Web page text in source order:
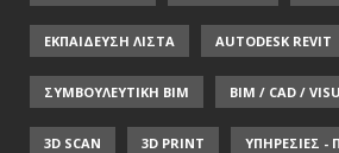
ΕΚΠΑΙΔΕΥΣΗ ΛΙΣΤΑ AUTODESK REVIT
ΣΥΜΒΟΥΛΕΥΤΙΚΗ ΒΙΜ BIM / CAD /
3D SCAN 3D PRINT ΥΠΗΡΕΣΙΕΣ -